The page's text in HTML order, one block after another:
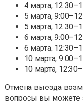
4 марта,
5 марта,
5 марта,
6 марта,
6 марта,
10 марта,
10 марта,
Отмена выезда
вопросы вы можете